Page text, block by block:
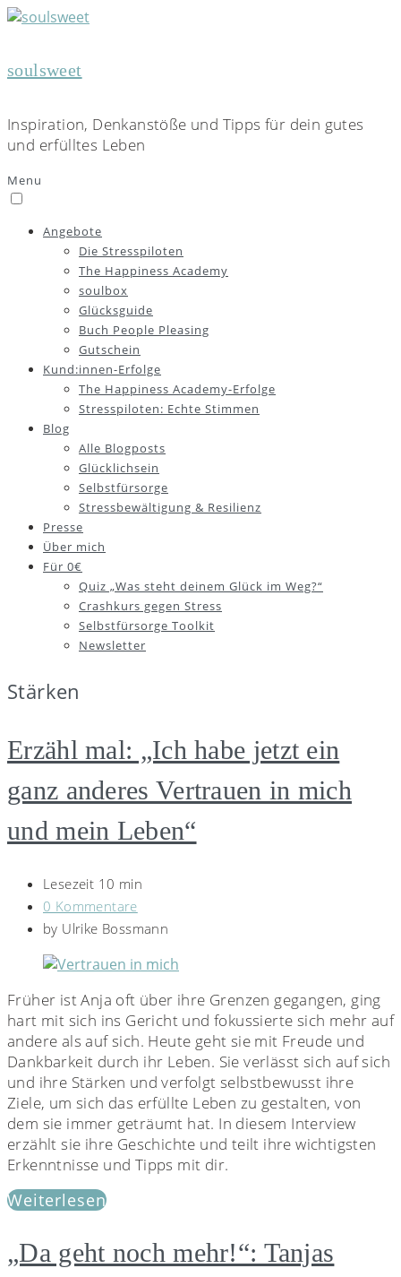
soulsweet
Inspiration, Denkanstöße und Tipps für dein gutes
und erfülltes Leben
Menu
Angebote
Die Stresspiloten
The Happiness Academy
soulbox
Glücksguide
Buch People Pleasing
Gutschein
Kund:innen-Erfolge
The Happiness Academy-Erfolge
Stresspiloten: Echte Stimmen
Blog
Alle Blogposts
Glücklichsein
Selbstfürsorge
Stressbewältigung & Resilienz
Presse
Über mich
Für 0€
Quiz „Was steht deinem Glück im Weg?“
Crashkurs gegen Stress
Selbstfürsorge Toolkit
Newsletter
Stärken
Erzähl mal: „Ich habe jetzt ein
ganz anderes Vertrauen in mich
und mein Leben“
Lesezeit 10 min
0 Kommentare
by Ulrike Bossmann
Früher ist Anja oft über ihre Grenzen gegangen, ging
hart mit sich ins Gericht und fokussierte sich mehr auf
andere als auf sich. Heute geht sie mit Freude und
Dankbarkeit durch ihr Leben. Sie verlässt sich auf sich
und ihre Stärken und verfolgt selbstbewusst ihre
Ziele, um sich das erfüllte Leben zu gestalten, von
dem sie immer geträumt hat. In diesem Interview
erzählt sie ihre Geschichte und teilt ihre wichtigsten
Erkenntnisse und Tipps mit dir.
Weiterlesen
„Da geht noch mehr!“: Tanjas